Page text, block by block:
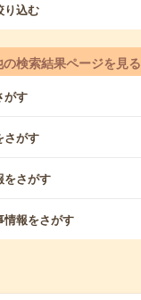
り込む
の検索結果ページを見る
がす
さがす
をさがす
情報をさがす